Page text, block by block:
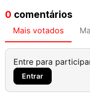
0 comentários
Mais votados
Entre para
Entrar